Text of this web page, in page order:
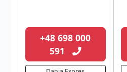
+48 698 000
591